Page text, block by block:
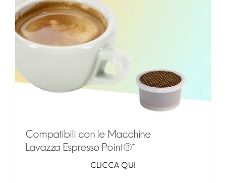
Compatibili con le Macchine
Lavazza Espresso Point®*
CLICCA QUI